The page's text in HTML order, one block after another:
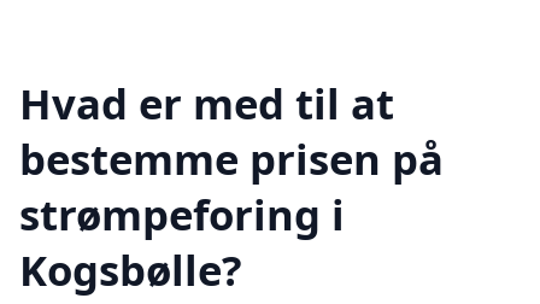
Hvad er med til at
bestemme prisen på
strømpeforing i
Kogsbølle?